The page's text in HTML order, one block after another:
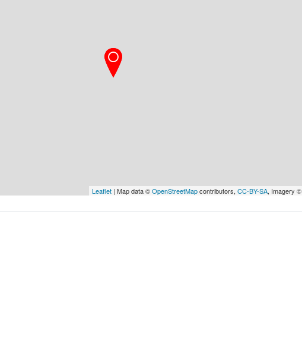
Leaflet | Map data ©OpenStreetMapcontributors, CC-BY-SA, Imagery ©